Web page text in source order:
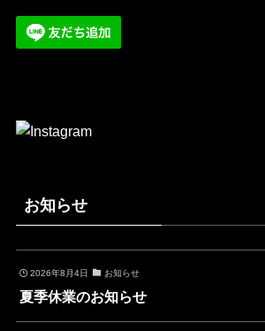
お知らせ
2026年8月4日 お知らせ
夏季休業のお知らせ